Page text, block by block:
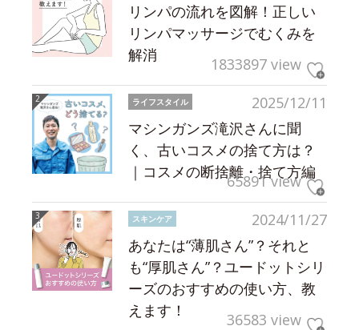
リンパの流れを図解！正しい
リンパマッサージでむくみを
解消
1833897 view
2025/12/11
ライフスタイル
マシンガンズ滝沢さんに聞
く、古いコスメの捨て方は？
｜コスメの断捨離・捨て方編
65891 view
2024/11/27
スキンケア
あなたは“薄肌さん”？それと
も“厚肌さん”？ユードットシリ
ーズのおすすめの使い方、教
えます！
36583 view